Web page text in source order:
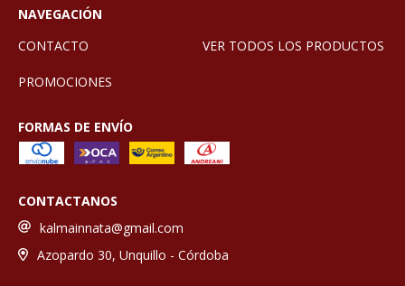
NAVEGACIÓN
CONTACTO
VER TODOS LOS PRODUCTOS
PROMOCIONES
FORMAS DE ENVÍO
CONTACTANOS
kalmainnata@gmail.com
Azopardo 30, Unquillo - Córdoba